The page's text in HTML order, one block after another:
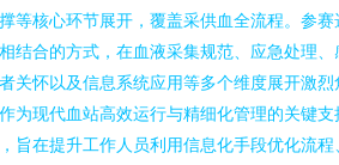
等核心环节展开，覆盖采供血全流程。参
结合的方式，在血液采集规范、应急处理
关怀以及信息系统应用等多个维度展开激
为现代血站高效运行与精细化管理的关键
旨在提升工作人员利用信息化手段优化流